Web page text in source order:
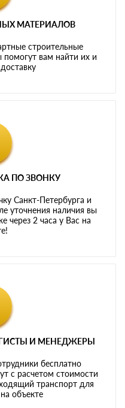
МАТЕРИАЛОВ
строительные
вам найти их и
ПО ЗВОНКУ
Санкт-Петербурга и
уточнения наличия вы
через 2 часа у Вас на
И МЕНЕДЖЕРЫ
бесплатно
с расчетом стоимости
транспорт для
объекте